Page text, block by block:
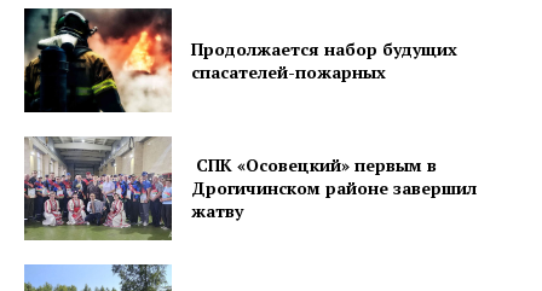
Продолжается набор будущих
спасателей-пожарных
СПК «Осовецкий» первым в
Дрогичинском районе завершил
жатву